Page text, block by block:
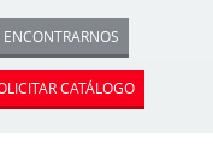
ENCONTRARNOS
CATÁLOGO